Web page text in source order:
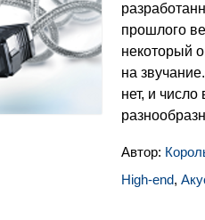
прошлого
некоторый
на
нет, и
Автор:
High-end,